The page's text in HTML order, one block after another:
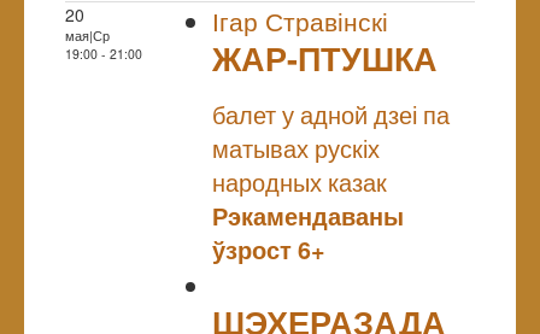
20
мая|Ср
19:00 - 21:00
Ігар Стравінскі
ЖАР-ПТУШКА
балет у адной дзеі па
матывах рускіх
народных казак
Рэкамендаваны
ўзрост 6+
ШЭХЕРАЗАДА